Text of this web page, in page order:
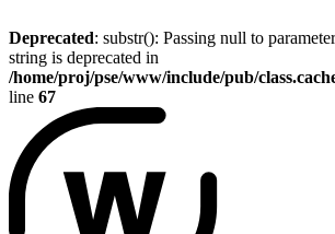
Deprecated: substr(): Passing null to
string is deprecated in
/home/proj/pse/www/include/pub/
line 67